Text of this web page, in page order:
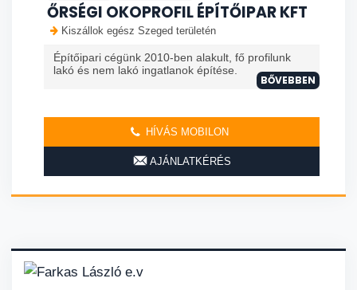
ŐRSÉGI OKOPROFIL ÉPÍTŐIPAR KFT
Kiszállok egész Szeged területén
Építőipari cégünk 2010-ben alakult, fő profilunk
lakó és nem lakó ingatlanok építése.
BŐVEBBEN
HÍVÁS MOBILON
AJÁNLATKÉRÉS